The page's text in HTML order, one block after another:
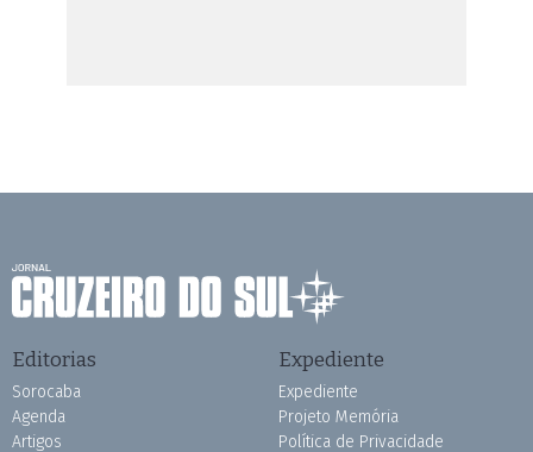
Editorias
Sorocaba
Agenda
Artigos
Expediente
Expediente
Projeto Memória
Política de Privacidade